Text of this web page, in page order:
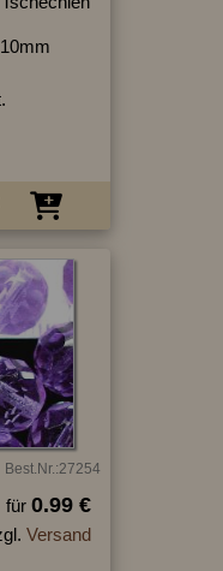
Best.Nr.:27254
für 0.99 €
Versand